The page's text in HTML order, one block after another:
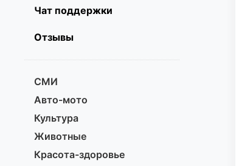
Чат поддержки
Отзывы
СМИ
Авто-мото
Культура
Животные
Красота-здоровье